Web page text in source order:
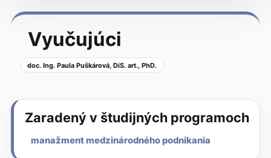
Vyučujúci
doc. Ing. Paula Puškárová, DiS. art., PhD.
Zaradený v študijných programoch
manažment medzinárodného podnikania